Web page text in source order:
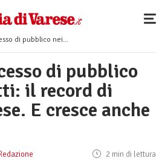
il record di Milano-Varese. E cresce anche in tv
di pubblico
il record di
E cresce anche
Redazione 2 min di lettura